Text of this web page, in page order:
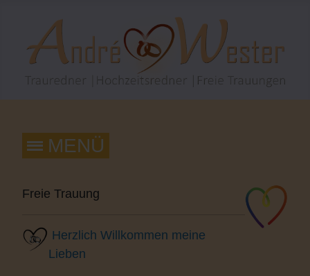
Freie Trauung
Herzlich Willkommen meine
Lieben